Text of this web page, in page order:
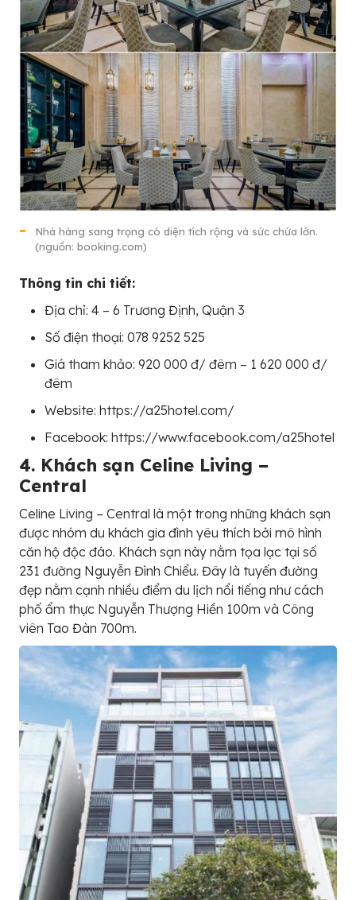
Nhà hàng sang trọng có diện tích rộng và sức chứa lớn.
(nguồn: booking.com)
Thông tin chi tiết:
Địa chỉ: 4 – 6 Trương Định, Quận 3
Số điện thoại: 078 9252 525
Giá tham khảo: 920 000 đ/ đêm – 1 620 000 đ/
đêm
Website: https://a25hotel.com/
Facebook: https://www.facebook.com/a25hotel
4. Khách sạn Celine Living –
Central
Celine Living – Central là một trong những khách sạn
được nhóm du khách gia đình yêu thích bởi mô hình
căn hộ độc đáo. Khách sạn này nằm tọa lạc tại số
231 đường Nguyễn Đình Chiểu. Đây là tuyến đường
đẹp nằm cạnh nhiều điểm du lịch nổi tiếng như cách
phố ẩm thực Nguyễn Thượng Hiền 100m và Công
viên Tao Đàn 700m.